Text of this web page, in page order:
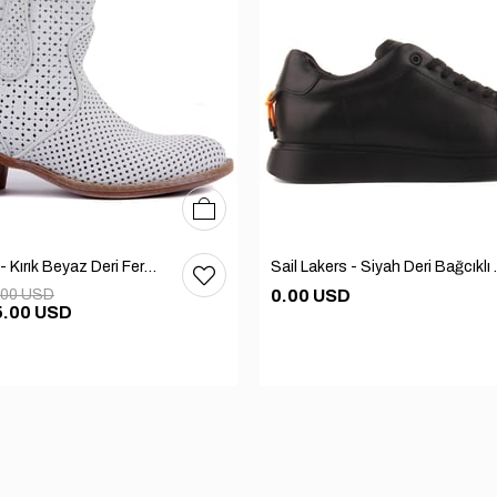
Sail Lakers - Kırık Beyaz Deri Fermuarsız Kadın Yaz Botu
USD
USD
3637
Sail Lakers -
0.00 USD